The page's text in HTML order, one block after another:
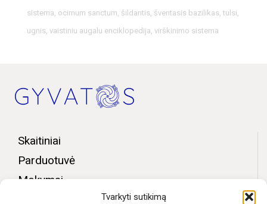
Tvarkyti sutikimą
sistema, ocimum sanctum, šildantis, šventasis bazilikas, tulsi,
ugnis, vaistiniu augalu enciklopedija, virškinimo sistema
Skaitiniai
Parduotuvė
Mokymai
Bendruomenės zona